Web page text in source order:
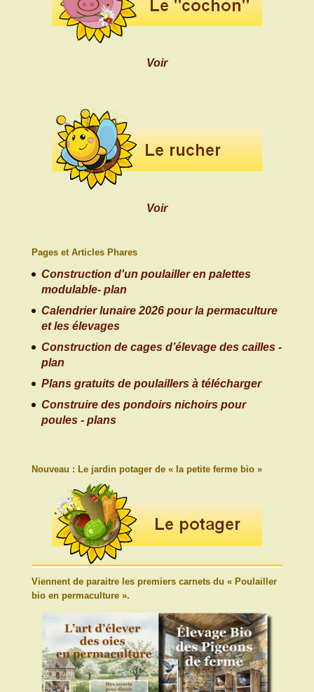
Voir
Voir
Pages et Articles Phares
Construction d'un poulailler en palettes
modulable- plan
Calendrier lunaire 2026 pour la permaculture
et les élevages
Construction de cages d’élevage des cailles -
plan
Plans gratuits de poulaillers à télécharger
Construire des pondoirs nichoirs pour
poules - plans
Nouveau : Le jardin potager de « la petite ferme bio »
Viennent de paraitre les premiers carnets du « Poulailler
bio en permaculture ».